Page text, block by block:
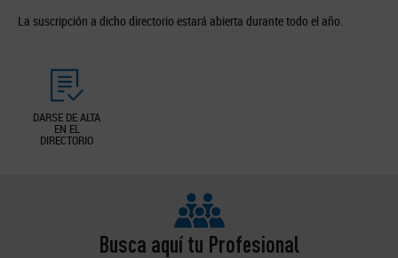
La suscripción a dicho directorio estará abierta durante todo el año.
DARSE DE ALTA
EN EL
DIRECTORIO
Busca aquí tu Profesional